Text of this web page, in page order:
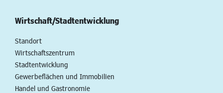
Wirtschaft/Stadtentwicklung
Standort
Wirtschaftszentrum
Stadtentwicklung
Gewerbeflächen und Immobilien
Handel und Gastronomie